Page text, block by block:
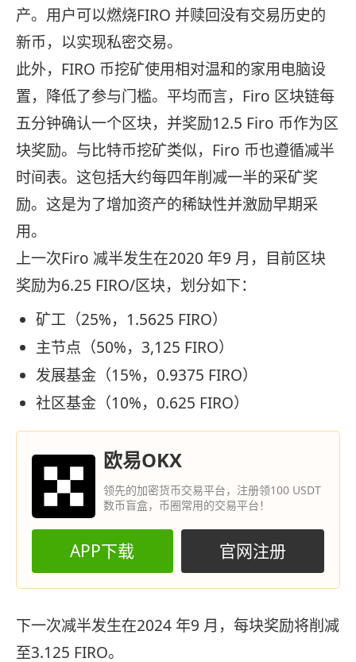
产。用户可以燃烧FIRO 并赎回没有交易历史的
新币，以实现私密交易。
此外，FIRO 币挖矿使用相对温和的家用电脑设
置，降低了参与门槛。平均而言，Firo 区块链每
五分钟确认一个区块，并奖励12.5 Firo 币作为区
块奖励。与比特币挖矿类似，Firo 币也遵循减半
时间表。这包括大约每四年削减一半的采矿奖
励。这是为了增加资产的稀缺性并激励早期采
用。
上一次Firo 减半发生在2020 年9 月，目前区块
奖励为6.25 FIRO/区块，划分如下：
矿工（25%，1.5625 FIRO）
主节点（50%，3,125 FIRO）
发展基金（15%，0.9375 FIRO）
社区基金（10%，0.625 FIRO）
欧易OKX
领先的加密货币交易平台，注册领100 USDT
数币盲盒，币圈常用的交易平台！
APP下载 官网注册
下一次减半发生在2024 年9 月，每块奖励将削减
至3.125 FIRO。